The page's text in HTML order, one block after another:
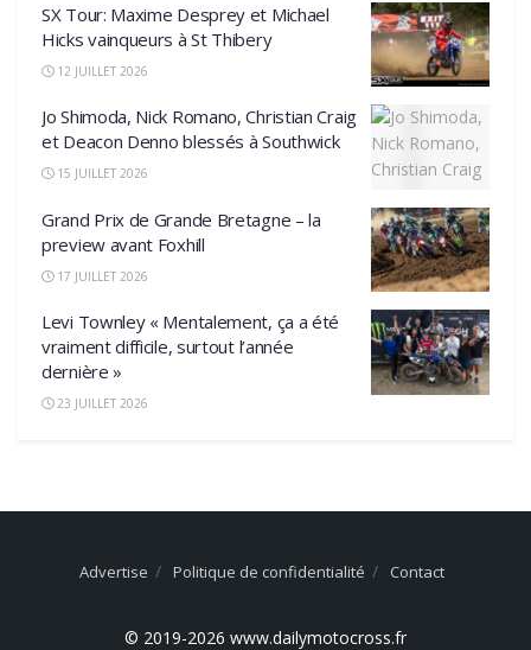
SX Tour: Maxime Desprey et Michael
Hicks vainqueurs à St Thibery
12 JUILLET 2026
Jo Shimoda, Nick Romano, Christian Craig
et Deacon Denno blessés à Southwick
15 JUILLET 2026
Grand Prix de Grande Bretagne – la
preview avant Foxhill
17 JUILLET 2026
Levi Townley « Mentalement, ça a été
vraiment difficile, surtout l’année
dernière »
23 JUILLET 2026
Advertise Politique de confidentialité Contact
© 2019-2026 www.dailymotocross.fr